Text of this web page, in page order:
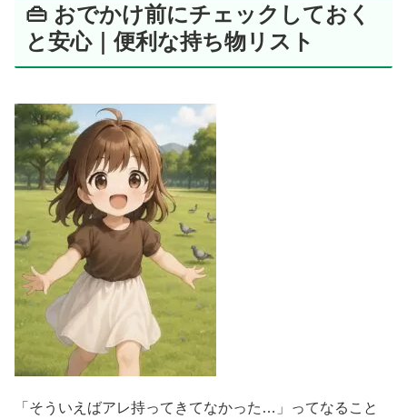
👜 おでかけ前にチェックしておく
と安心｜便利な持ち物リスト
「そういえばアレ持ってきてなかった…」ってなること